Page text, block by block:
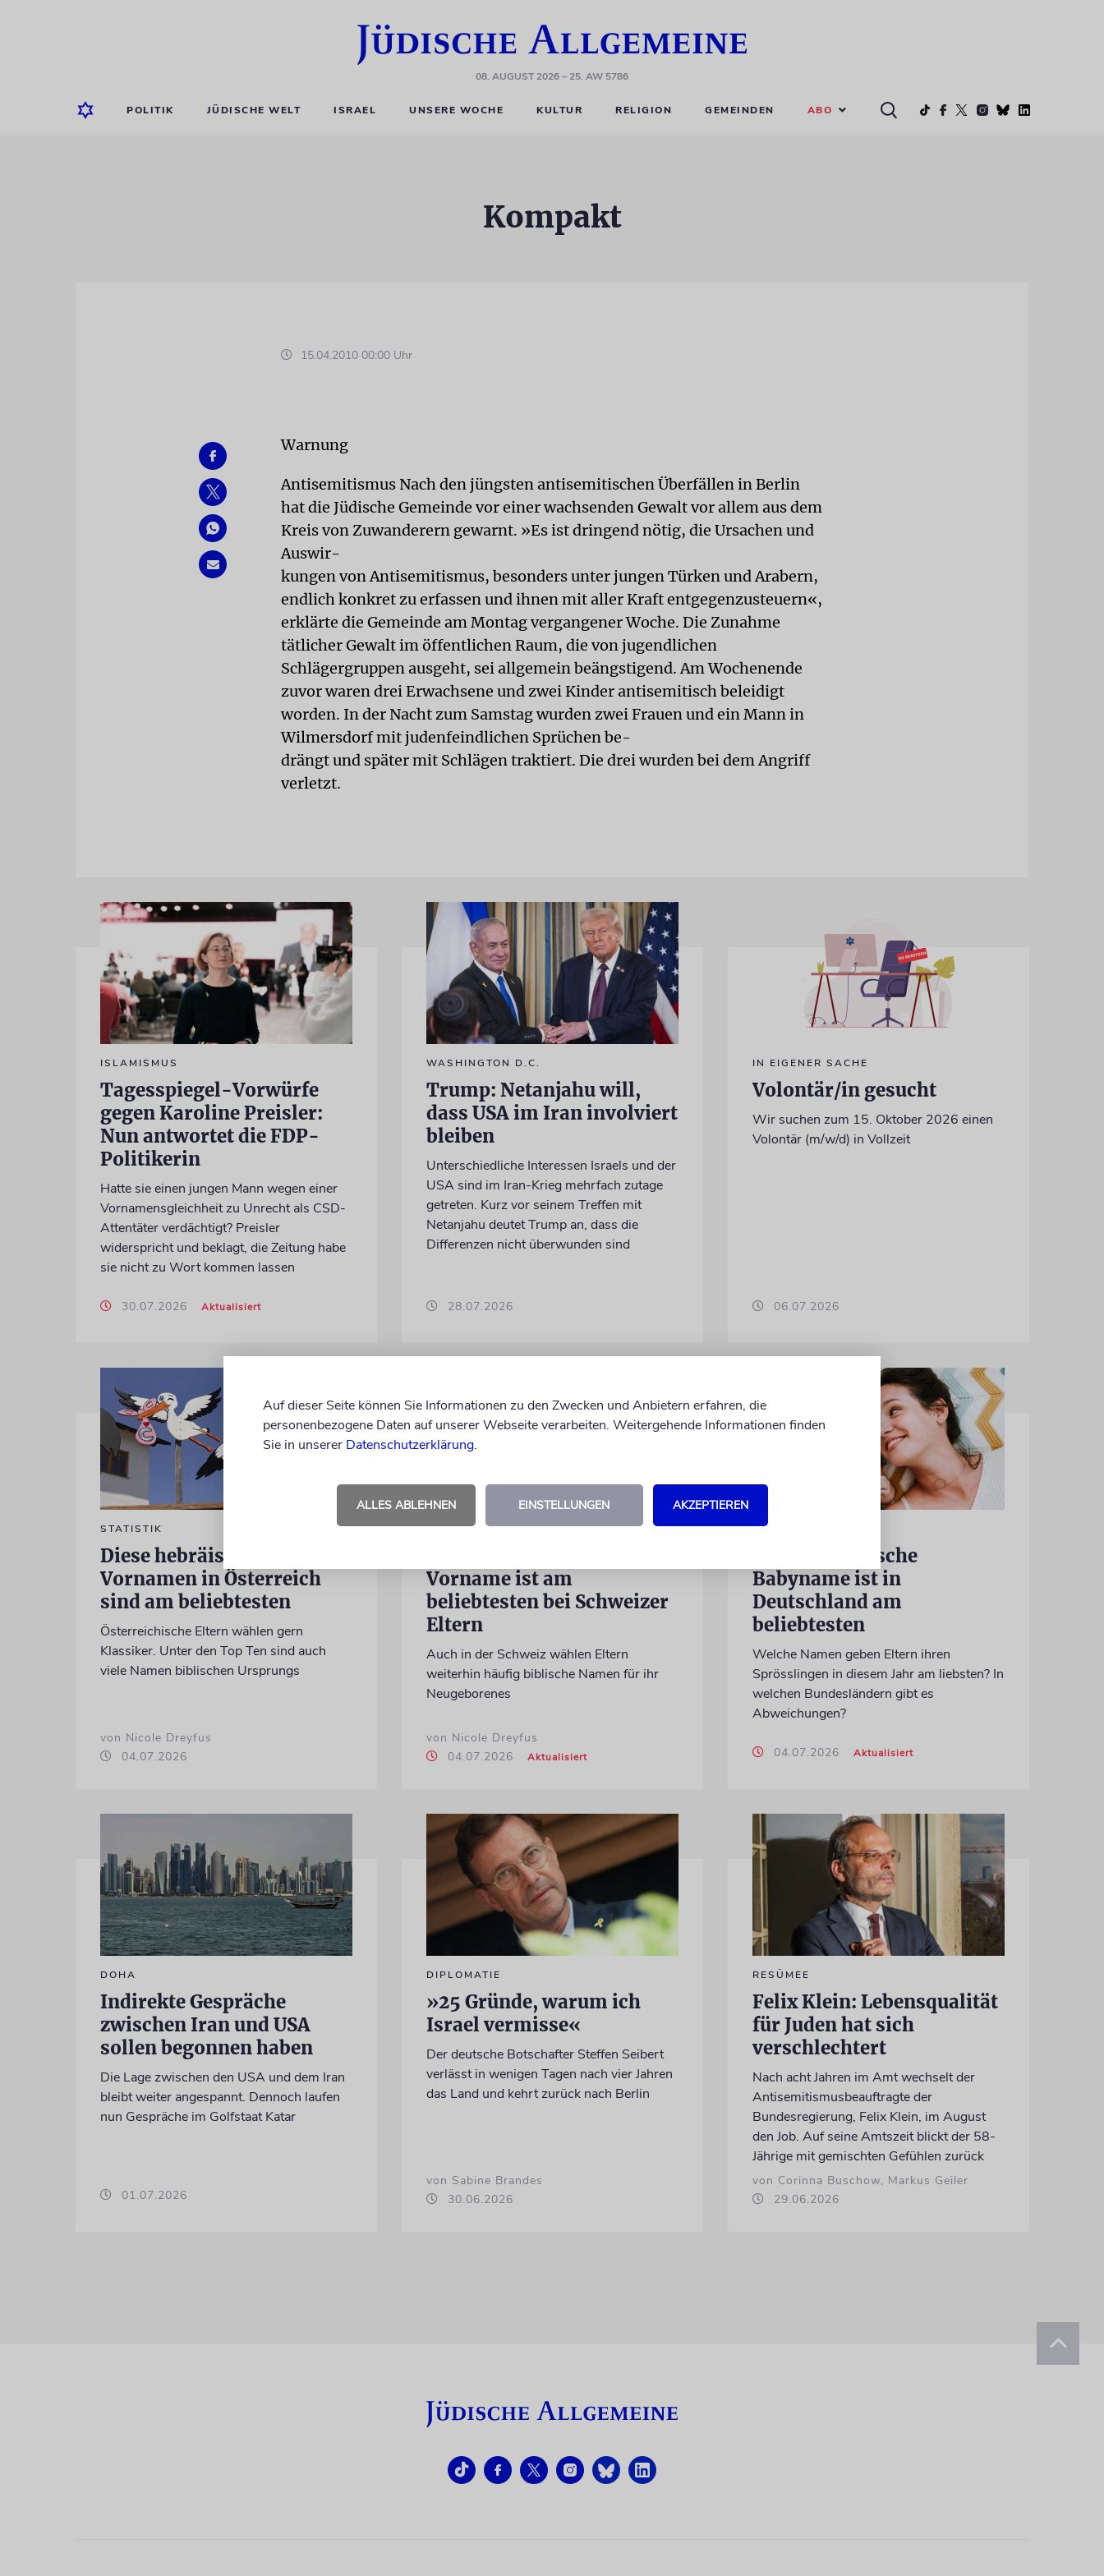
08. AUGUST 2026– 25. AW 5786
POLITIK JÜDISCHE WELT ISRAEL UNSERE WOCHE KULTUR RELIGION GEMEINDEN ABO
Kompakt
15.04.2010 00:00 Uhr
Warnung
Antisemitismus Nach den jüngsten antisemitischen Überfällen in Berlin
hat die Jüdische Gemeinde vor einer wachsenden Gewalt vor allem aus dem
Kreis von Zuwanderern gewarnt. »Es ist dringend nötig, die Ursachen und
Auswir-
kungen von Antisemitismus, besonders unter jungen Türken und Arabern,
endlich konkret zu erfassen und ihnen mit aller Kraft entgegenzusteuern«,
erklärte die Gemeinde am Montag vergangener Woche. Die Zunahme
tätlicher Gewalt im öffentlichen Raum, die von jugendlichen
Schlägergruppen ausgeht, sei allgemein beängstigend. Am Wochenende
zuvor waren drei Erwachsene und zwei Kinder antisemitisch beleidigt
worden. In der Nacht zum Samstag wurden zwei Frauen und ein Mann in
Wilmersdorf mit judenfeindlichen Sprüchen be-
drängt und später mit Schlägen traktiert. Die drei wurden bei dem Angriff
verletzt.
ISLAMISMUS
Tagesspiegel-Vorwürfe
gegen Karoline Preisler:
Nun antwortet die FDP-
Politikerin
Hatte sie einen jungen Mann wegen einer
Vornamensgleichheit zu Unrecht als CSD-
Attentäter verdächtigt? Preisler
widerspricht und beklagt, die Zeitung habe
sie nicht zu Wort kommen lassen
30.07.2026 Aktualisiert
WASHINGTON D.C.
Trump: Netanjahu will,
dass USA im Iran involviert
bleiben
Unterschiedliche Interessen Israels und der
USA sind im Iran-Krieg mehrfach zutage
getreten. Kurz vor seinem Treffen mit
Netanjahu deutet Trump an, dass die
Differenzen nicht überwunden sind
28.07.2026
IN EIGENER SACHE
Volontär/in gesucht
Wir suchen zum 15. Oktober 2026 einen
Volontär (m/w/d) in Vollzeit
06.07.2026
STATISTIK
Diese hebräischen
Vornamen in Österreich
sind am beliebtesten
Österreichische Eltern wählen gern
Klassiker. Unter den Top Ten sind auch
viele Namen biblischen Ursprungs
von Nicole Dreyfus
04.07.2026
BUNDESAMT FÜR STATISTIK
Vorname ist am
beliebtesten bei Schweizer
Eltern
Auch in der Schweiz wählen Eltern
weiterhin häufig biblische Namen für ihr
Neugeborenes
von Nicole Dreyfus
04.07.2026
Aktualisiert
ERHEBUNG
Dieser hebräische
Babyname ist in
Deutschland am
beliebtesten
Welche Namen geben Eltern ihren
Sprösslingen in diesem Jahr am liebsten? In
welchen Bundesländern gibt es
Abweichungen?
04.07.2026 Aktualisiert
DOHA
Indirekte Gespräche
zwischen Iran und USA
sollen begonnen haben
Die Lage zwischen den USA und dem Iran
bleibt weiter angespannt. Dennoch laufen
nun Gespräche im Golfstaat Katar
01.07.2026
DIPLOMATIE
»25 Gründe, warum ich
Israel vermisse«
Der deutsche Botschafter Steffen Seibert
verlässt in wenigen Tagen nach vier Jahren
das Land und kehrt zurück nach Berlin
von Sabine Brandes
30.06.2026
RESÜMEE
Felix Klein: Lebensqualität
für Juden hat sich
verschlechtert
Nach acht Jahren im Amt wechselt der
Antisemitismusbeauftragte der
Bundesregierung, Felix Klein, im August
den Job. Auf seine Amtszeit blickt der 58-
Jährige mit gemischten Gefühlen zurück
von Corinna Buschow, Markus Geiler
29.06.2026
Auf dieser Seite können Sie Informationen zu den Zwecken und Anbietern erfahren, die
personenbezogene Daten auf unserer Webseite verarbeiten. Weitergehende Informationen finden
Sie in unserer Datenschutzerklärung.
ALLES ABLEHNEN EINSTELLUNGEN AKZEPTIEREN